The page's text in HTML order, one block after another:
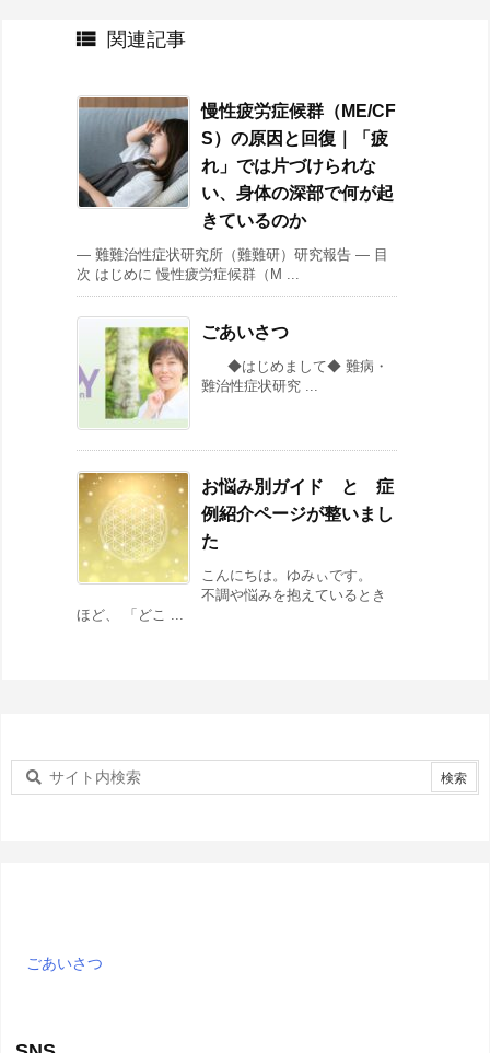
 関連記事
慢性疲労症候群（ME/CF
S）の原因と回復｜「疲
れ」では片づけられな
い、身体の深部で何が起
きているのか
― 難難治性症状研究所（難難研）研究報告 ― 目
次 はじめに 慢性疲労症候群（M ...
ごあいさつ
◆はじめまして◆ 難病・
難治性症状研究 ...
お悩み別ガイド と 症
例紹介ページが整いまし
た
こんにちは。ゆみぃです。
不調や悩みを抱えているとき
ほど、 「どこ ...
ごあいさつ